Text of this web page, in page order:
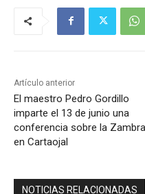
Artículo anterior
El maestro Pedro Gordillo
imparte el 13 de junio una
conferencia sobre la Zambra
en Cartaojal
NOTICIAS RELACIONADAS